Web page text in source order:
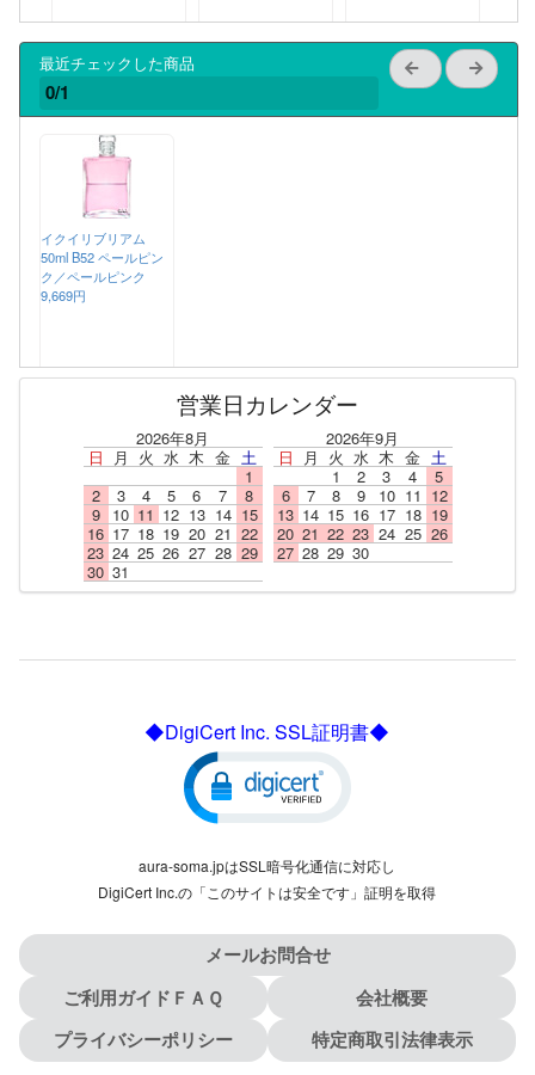
最近チェックした商品
0/1
イクイリブリアム
50ml B52 ペールピン
ク／ペールピンク
9,669円
営業日カレンダー
2026年8月
日
月 火 水 木 金 土
1
2
3 4 5 6 7
8
9
10 11 12 13 14 15
16 17 18 19 20 21 22
23 24 25 26 27 28 29
30 31
2026年9月
日
月 火 水 木 金 土
1
2 3 4
5
6
7 8 9 10 11 12
13 14 15 16 17 18 19
20 21 22 23 24 25 26
27 28 29 30
◆DigiCert Inc. SSL証明書◆
aura-soma.jpはSSL暗号化通信に対応し
DigiCert Inc.の「このサイトは安全です」証明を取得
メールお問合せ
ご利用ガイドＦＡＱ
会社概要
プライバシーポリシー
特定商取引法律表示